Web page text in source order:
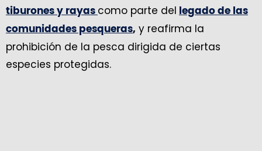
tiburones y rayas como parte del legado de las
comunidades pesqueras, y reafirma la
prohibición de la pesca dirigida de ciertas
especies protegidas.